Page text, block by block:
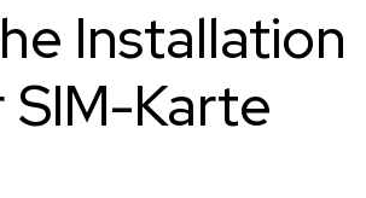
Installation
SIM-Karte